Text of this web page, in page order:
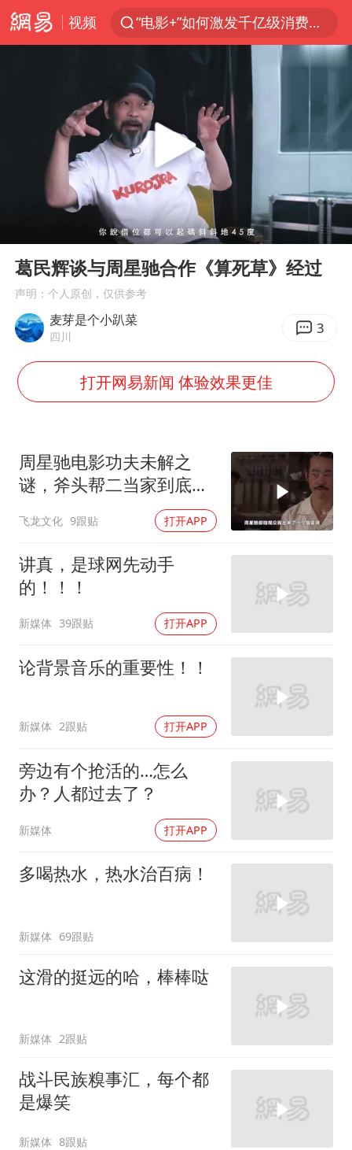
视频
“电影+”如何激发千亿级消费新活力？
泉州市委书记张毅恭被查
胜宏科技：股票交易异常波动
“秋天的第一杯奶茶”6岁了
上海：台风白海豚或将带来龙卷风
中巨芯：上半年归母净利润1405.77万元
国乒男单横滨冠军赛全军覆没
38岁演员求职万岁山NPC成功
胡彦斌获《歌手2026》歌王
中国女篮70-67险胜尼日利亚女篮
名创优品回应女子吐槽内裤质量差
夯实基础开新局
Play
04:00
葛民辉谈与周星驰合作《算死草》经过
声明：个人原创，仅供参考
麦芽是个小趴菜
四川 3
打开网易新闻 体验效果更佳
周星驰电影功夫未解之
谜，斧头帮二当家到底是
飞龙文化 9跟贴 打开APP
讲真，是球网先动手
的！！！
新媒体 39跟贴 打开APP
论背景音乐的重要性！！
新媒体 2跟贴 打开APP
旁边有个抢活的…怎么
办？人都过去了？
新媒体 打开APP
多喝热水，热水治百病！
新媒体 69跟贴
这滑的挺远的哈，棒棒哒
新媒体 2跟贴
战斗民族糗事汇，每个都
是爆笑
新媒体 8跟贴